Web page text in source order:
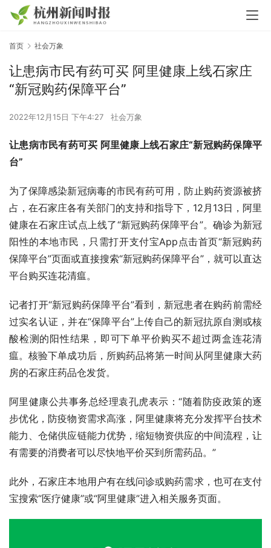
首页 社会万象
让患病市民有药可买 阿里健康上线石家庄
“新冠购药保障平台”
2022年12月15日 下午4:27 社会万象
让患病市民有药可买 阿里健康上线石家庄“新冠购药保障平
台”
为了保障感染新冠病毒的市民有药可用，防止购药资源被挤
占，在石家庄各有关部门的支持和指导下，12月13日，阿里
健康在石家庄试点上线了“新冠购药保障平台”。确诊为新冠
阳性的本地市民，只需打开支付宝App点击首页“新冠购药
保障平台”页面或直接搜索“新冠购药保障平台”，就可以直达
平台购买连花清瘟。
记者打开“新冠购药保障平台”看到，新冠患者在购药前需经
过实名认证，并在“保障平台”上传自己的新冠抗原自测或核
酸检测的阳性结果，即可下单平价购买不超过两盒连花清
瘟。核验下单成功后，所购药品将第一时间从阿里健康大药
房的石家庄药品仓发货。
阿里健康公共事务总经理袁孔虎表示：“随着防疫政策的逐
步优化，防疫物资需求高涨，阿里健康将充分发挥平台技术
能力、仓储供应链能力优势，缩短物资供应的中间流程，让
有需要的消费者可以尽快地平价买到所需药品。”
此外，石家庄本地用户有在线问诊或购药需求，也可在支付
宝搜索“医疗健康”或“阿里健康”进入相关服务页面。